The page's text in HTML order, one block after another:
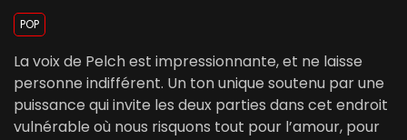
POP
La voix de Pelch est impressionnante, et ne laisse
personne indifférent. Un ton unique soutenu par une
puissance qui invite les deux parties dans cet endroit
vulnérable où nous risquons tout pour l’amour, pour